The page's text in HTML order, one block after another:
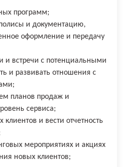
программ;
и документацию,
оформление и передачу
и встречи с потенциальными
и развивать отношения с
планов продаж и
сервиса;
и вести отчетность
мероприятиях и акциях
новых клиентов;